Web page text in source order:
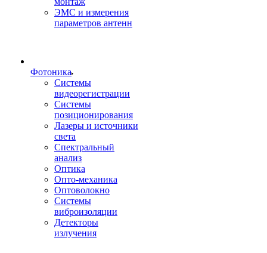
ЭМС и измерения
параметров антенн
Фотоника
Cистемы
видеорегистрации
Системы
позиционирования
Лазеры и источники
света
Спектральный
анализ
Оптика
Опто-механика
Оптоволокно
Системы
виброизоляции
Детекторы
излучения